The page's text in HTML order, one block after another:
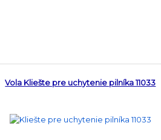
Vola Kliešte pre uchytenie pilníka 11033